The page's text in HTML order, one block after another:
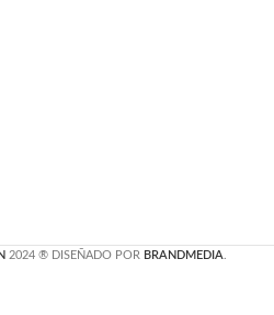
2024 ® DISEÑADO POR BRANDMEDIA